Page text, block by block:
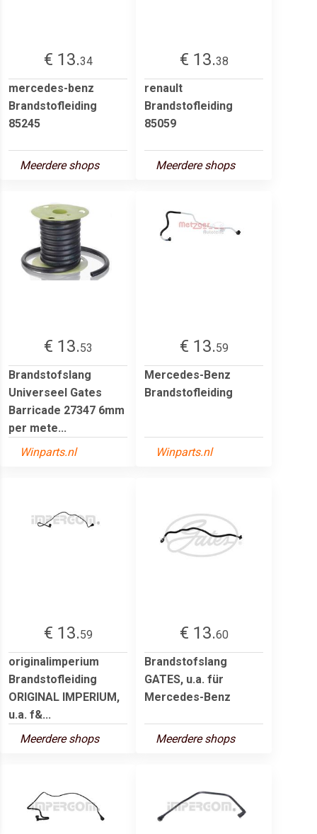
€ 13.34
mercedes-benz
Brandstofleiding
85245
Meerdere shops
€ 13.38
renault
Brandstofleiding
85059
Meerdere shops
€ 13.53
Brandstofslang
Universeel Gates
Barricade 27347 6mm
per mete...
Winparts.nl
€ 13.59
Mercedes-Benz
Brandstofleiding
Winparts.nl
€ 13.59
originalimperium
Brandstofleiding
ORIGINAL IMPERIUM,
u.a. f&...
Meerdere shops
€ 13.60
Brandstofslang
GATES, u.a. für
Mercedes-Benz
Meerdere shops